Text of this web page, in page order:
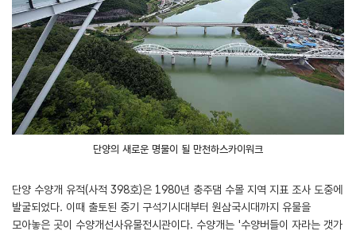
단양의 새로운 명물이 될 만천하스카이워크
단양 수양개 유적(사적 398호)은 1980년 충주댐 수몰 지역 지표 조사 도중에
발굴되었다. 이때 출토된 중기 구석기시대부터 원삼국시대까지 유물을
모아놓은 곳이 수양개선사유물전시관이다. 수양개는 '수양버들이 자라는 갯가